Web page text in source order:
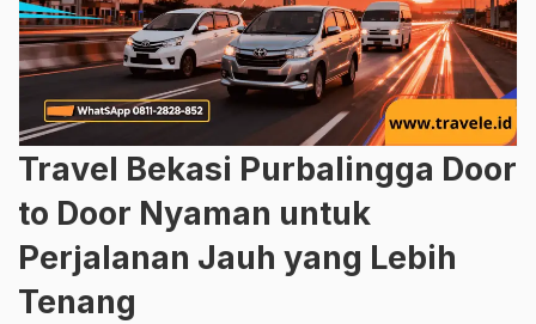
Travel Bekasi Purbalingga Door
to Door Nyaman untuk
Perjalanan Jauh yang Lebih
Tenang